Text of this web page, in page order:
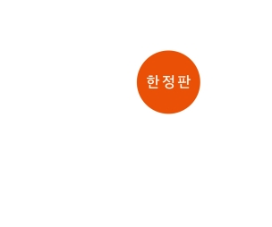
Ⅴ. 인사관리의 관리적 차원 23
Ⅵ. 인사관리의 제도적 차원 24